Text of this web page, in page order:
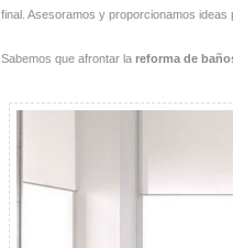
final. Asesoramos y proporcionamos
Sabemos que afrontar lareforma de